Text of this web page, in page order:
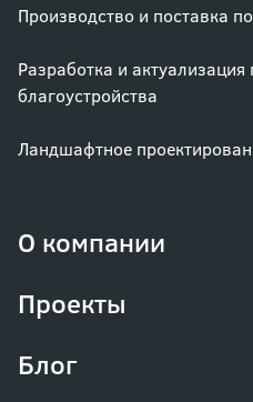
Производство и поставка
Разработка и актуализация
благоустройства
Ландшафтное
О компании
Проекты
Блог